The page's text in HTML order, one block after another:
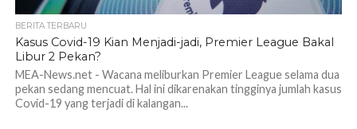
BERITA TERBARU
Kasus Covid-19 Kian Menjadi-jadi, Premier League Bakal
Libur 2 Pekan?
MEA-News.net - Wacana meliburkan Premier League selama dua
pekan sedang mencuat. Hal ini dikarenakan tingginya jumlah kasus
Covid-19 yang terjadi di kalangan...